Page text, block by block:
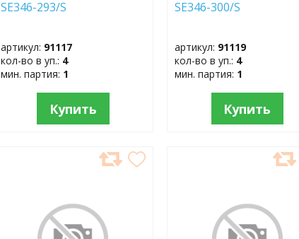
SE346-293/S
артикул: 91117
кол-во в уп.: 4
мин. партия: 1
Купить
SE346-300/S
артикул: 91119
кол-во в уп.: 4
мин. партия: 1
Купить